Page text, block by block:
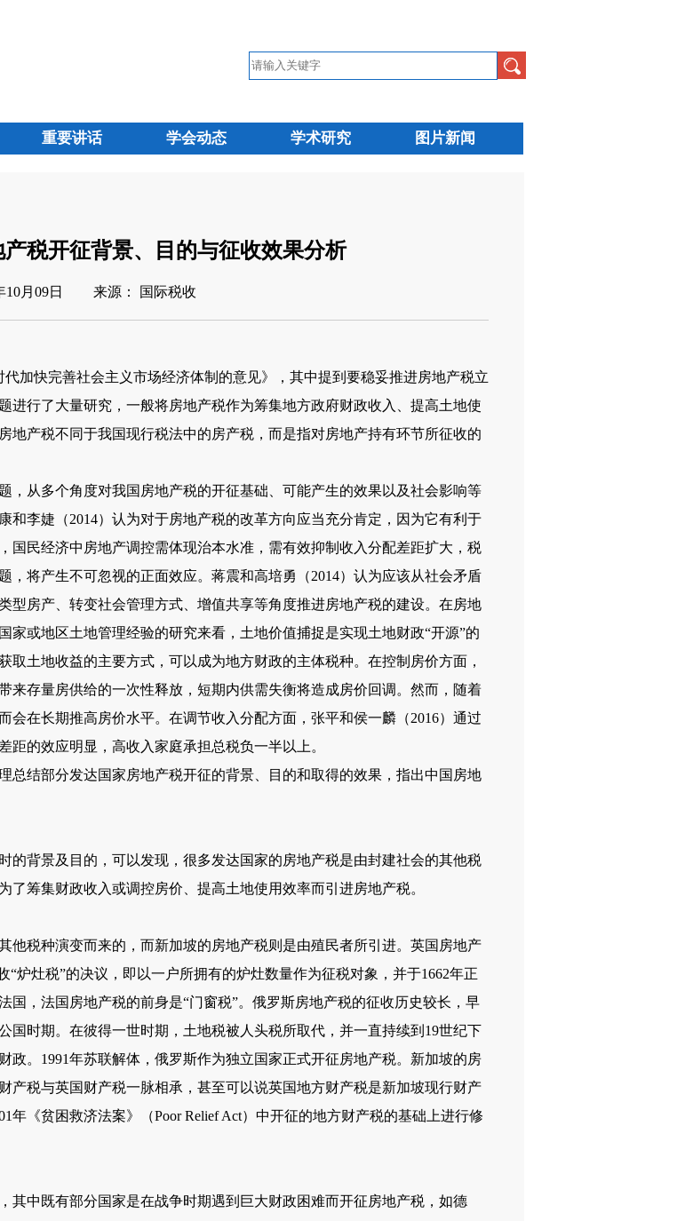
重要讲话 学会动态 学术研究 图片新闻
税开征背景、目的与征收效果分析
10月09日 来源： 国际税收
快完善社会主义市场经济体制的意见》，其中提到要稳妥推进房地产税立
进行了大量研究，一般将房地产税作为筹集地方政府财政收入、提高土地使
地产税不同于我国现行税法中的房产税，而是指对房地产持有环节所征收的
从多个角度对我国房地产税的开征基础、可能产生的效果以及社会影响等
和李婕（2014）认为对于房地产税的改革方向应当充分肯定，因为它有利于
国民经济中房地产调控需体现治本水准，需有效抑制收入分配差距扩大，税
，将产生不可忽视的正面效应。蒋震和高培勇（2014）认为应该从社会矛盾
型房产、转变社会管理方式、增值共享等角度推进房地产税的建设。在房地
家或地区土地管理经验的研究来看，土地价值捕捉是实现土地财政“开源”的
土地收益的主要方式，可以成为地方财政的主体税种。在控制房价方面，
来存量房供给的一次性释放，短期内供需失衡将造成房价回调。然而，随着
会在长期推高房价水平。在调节收入分配方面，张平和侯一麟（2016）通过
的效应明显，高收入家庭承担总税负一半以上。
结部分发达国家房地产税开征的背景、目的和取得的效果，指出中国房地
背景及目的，可以发现，很多发达国家的房地产税是由封建社会的其他税
筹集财政收入或调控房价、提高土地使用效率而引进房地产税。
税种演变而来的，而新加坡的房地产税则是由殖民者所引进。英国房地产
炉灶税”的决议，即以一户所拥有的炉灶数量作为征税对象，并于1662年正
国，法国房地产税的前身是“门窗税”。俄罗斯房地产税的征收历史较长，早
国时期。在彼得一世时期，土地税被人头税所取代，并一直持续到19世纪下
政。1991年苏联解体，俄罗斯作为独立国家正式开征房地产税。新加坡的房
产税与英国财产税一脉相承，甚至可以说英国地方财产税是新加坡现行财产
年《贫困救济法案》（Poor Relief Act）中开征的地方财产税的基础上进行修
中既有部分国家是在战争时期遇到巨大财政困难而开征房地产税，如德